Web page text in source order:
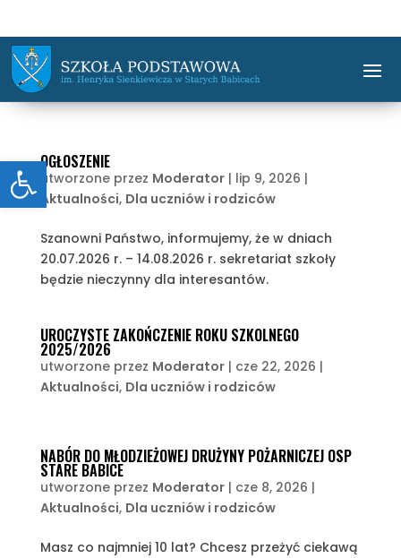
Otwórz pasek narzędzi
OGŁOSZENIE
utworzone przez Moderator| lip 9, 2026 |
Aktualności, Dla uczniów i rodziców
Szanowni Państwo, informujemy, że w dniach
20.07.2026 r. – 14.08.2026 r. sekretariat szkoły
będzie nieczynny dla interesantów.
UROCZYSTE ZAKOŃCZENIE ROKU SZKOLNEGO
2025/2026
utworzone przez Moderator| cze 22, 2026 |
Aktualności, Dla uczniów i rodziców
NABÓR DO MŁODZIEŻOWEJ DRUŻYNY POŻARNICZEJ OSP
STARE BABICE
utworzone przez Moderator| cze 8, 2026 |
Aktualności, Dla uczniów i rodziców
Masz co najmniej 10 lat? Chcesz przeżyć ciekawą